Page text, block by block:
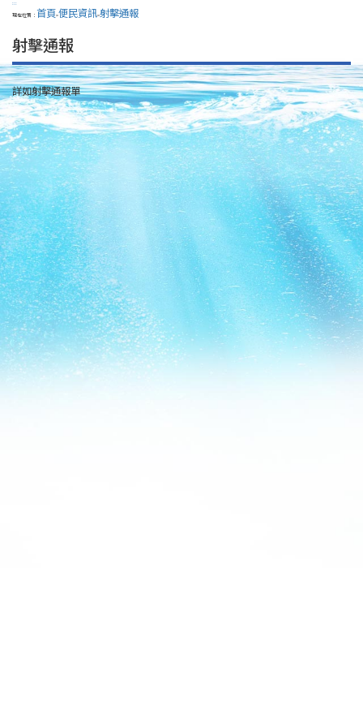
:::
現在位置： 首頁>便民資訊>射擊通報
射擊通報
詳如射擊通報單